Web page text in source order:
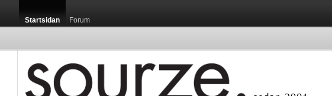
Startsidan Forum